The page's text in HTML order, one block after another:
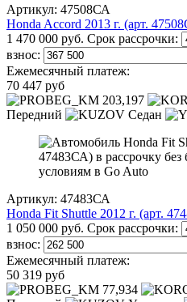
Артикул: 47508СА
Honda Accord 2013 г. (арт.
1 470 000 руб. Срок рассрочки:
взнос:
Ежемесячный платеж:
70 447 руб
203,197
Передний
Седан
Артикул: 47483СА
Honda Fit Shuttle 2012 г. (арт.
1 050 000 руб. Срок рассрочки:
взнос:
Ежемесячный платеж:
50 319 руб
77,934